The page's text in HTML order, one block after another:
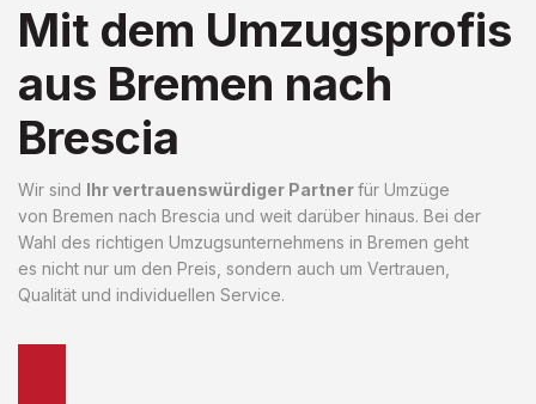
Mit dem Umzugsprofis
aus Bremen nach
Brescia
Wir sind Ihr vertrauenswürdiger Partnerfür Umzüge
von Bremen nach Brescia und weit darüber hinaus. Bei der
Wahl des richtigen Umzugsunternehmens in Bremen geht
es nicht nur um den Preis, sondern auch um Vertrauen,
Qualität und individuellen Service.